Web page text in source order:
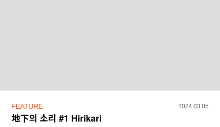
FEATURE 2024.03.05
地下의 소리 #1 Hirikari